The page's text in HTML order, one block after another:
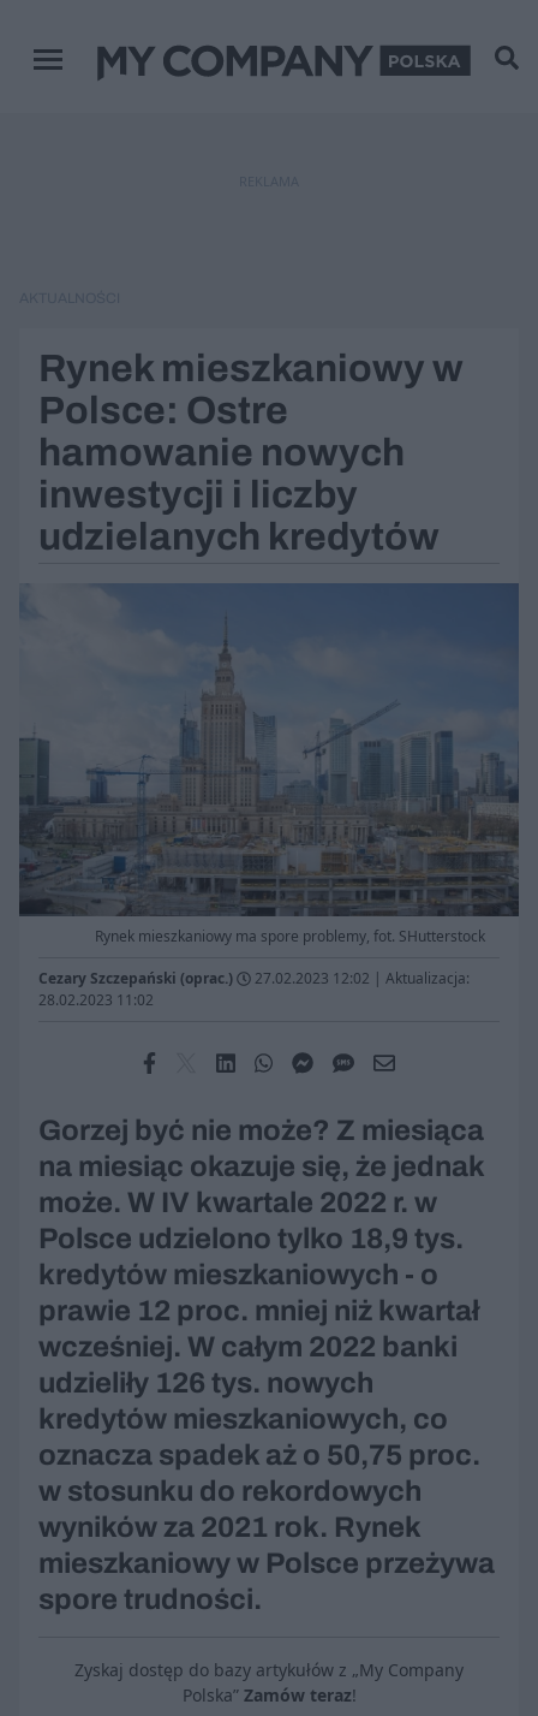
Menu główne
Rynek mieszkaniowy w
Polsce: Ostre
hamowanie nowych
inwestycji i liczby
udzielanych kredytów
Rynek mieszkaniowy ma spore problemy, fot. SHutterstock
Cezary Szczepański (oprac.) 27.02.2023 12:02 | Aktualizacja:
28.02.2023 11:02
Gorzej być nie może? Z miesiąca
na miesiąc okazuje się, że jednak
może. W IV kwartale 2022 r. w
Polsce udzielono tylko 18,9 tys.
kredytów mieszkaniowych - o
prawie 12 proc. mniej niż kwartał
wcześniej. W całym 2022 banki
udzieliły 126 tys. nowych
kredytów mieszkaniowych, co
oznacza spadek aż o 50,75 proc.
w stosunku do rekordowych
wyników za 2021 rok. Rynek
mieszkaniowy w Polsce przeżywa
spore trudności.
Zyskaj dostęp do bazy artykułów z „My Company
Polska” Zamów teraz!